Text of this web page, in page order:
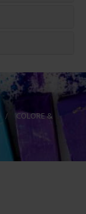
>
COLORE &